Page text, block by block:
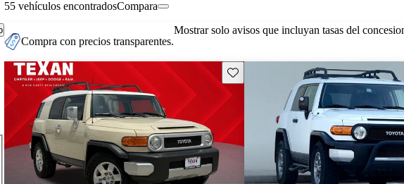
55 vehículos encontradosCompara
Compra con precios transparentes.
Mostrar solo avisos que incluyan tasas del
Guarda este Aviso